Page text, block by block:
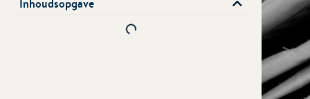
Inhoudsopgave